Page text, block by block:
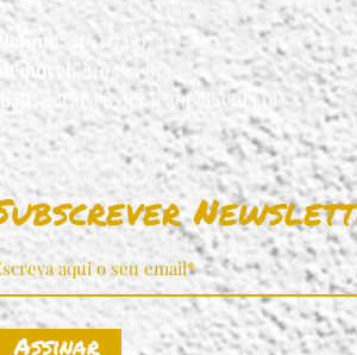
216 072 072
910 871 873
geral@federacaopelavida.pt
Assinar